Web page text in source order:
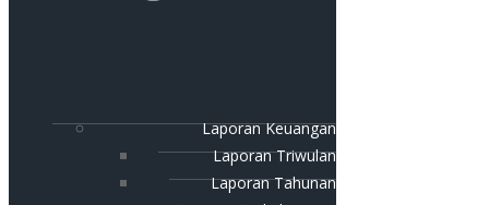
Laporan Keuangan
Laporan Triwulan
Laporan Tahunan